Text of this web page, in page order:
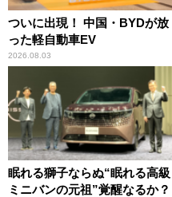
ついに出現！ 中国・BYDが放
った軽自動車EV
2026.08.03
眠れる獅子ならぬ“眠れる高級
ミニバンの元祖”覚醒なるか？